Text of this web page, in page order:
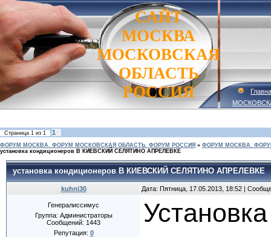
САЙТ
МОСКВА
МОСКОВСКАЯ
ОБЛАСТЬ
РОССИЯ
Страница 1 из 1 1
ФОРУМ МОСКВА. ФОРУМ МОСКОВСКАЯ ОБЛАСТЬ. ФОРУМ РОССИЯ » ФОРУМ МОСКВА.
установка кондиционеров В КИЕВСКИЙ СЕЛЯТИНО АПРЕЛЕВКЕ
установка кондиционеров В КИЕВСКИЙ СЕЛЯТИНО АПРЕЛЕВКЕ
kuhni30 Дата: Пятница, 17.05.2013, 18:52 |
Генералиссимус
Группа: Администраторы
Сообщений: 1443
Репутация: 0